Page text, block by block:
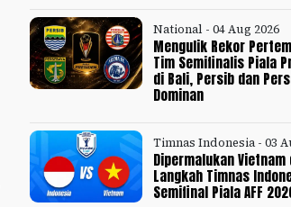
National - 04 Aug 2026
Mengulik Rekor
Tim Semifinalis Piala
di Bali, Persib dan
Dominan
Timnas Indonesia - 03
Dipermalukan
Langkah Timnas
Semifinal Piala AFF